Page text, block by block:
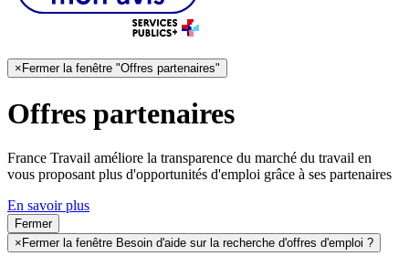
×Fermer la fenêtre "Offres partenaires"
Offres partenaires
France Travail améliore la transparence du marché du travail en
vous proposant plus d'opportunités d'emploi grâce à ses partenaires
En savoir plus
Fermer
× Fermer la fenêtre Besoin d'aide sur la recherche d'offres d'emploi ?